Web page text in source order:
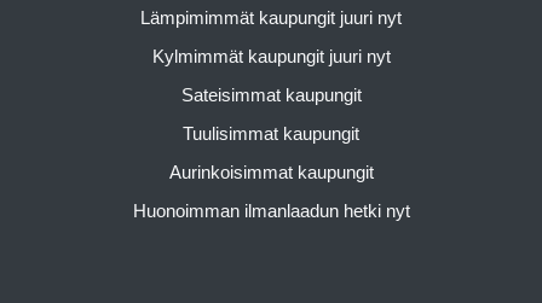
Lämpimimmät kaupungit juuri nyt
Kylmimmät kaupungit juuri nyt
Sateisimmat kaupungit
Tuulisimmat kaupungit
Aurinkoisimmat kaupungit
Huonoimman ilmanlaadun hetki nyt